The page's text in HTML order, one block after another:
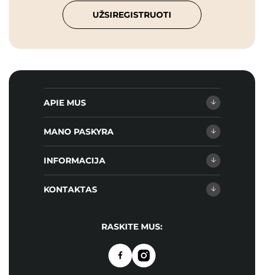
UŽSIREGISTRUOTI
APIE MUS
MANO PASKYRA
INFORMACIJA
KONTAKTAS
RASKITE MUS: